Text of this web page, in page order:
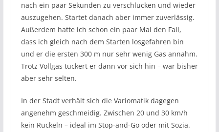
nach ein paar Sekunden zu verschlucken und wieder
auszugehen. Startet danach aber immer zuverlässig.
Außerdem hatte ich schon ein paar Mal den Fall,
dass ich gleich nach dem Starten losgefahren bin
und er die ersten 300 m nur sehr wenig Gas annahm.
Trotz Vollgas tuckert er dann vor sich hin – war bisher
aber sehr selten.
In der Stadt verhält sich die Variomatik dagegen
angenehm geschmeidig. Zwischen 20 und 30 km/h
kein Ruckeln – ideal im Stop-and-Go oder mit Sozia.